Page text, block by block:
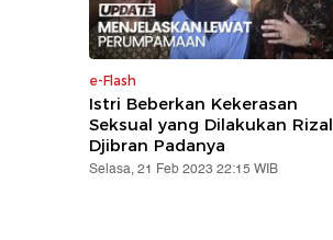
e-Flash
Istri Beberkan Kekerasan
Seksual yang Dilakukan Rizal
Djibran Padanya
Selasa, 21 Feb 2023 22:15 WIB